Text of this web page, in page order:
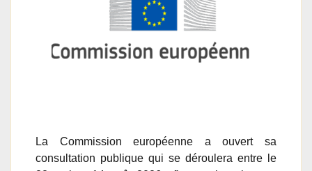
La Commission européenne a ouvert sa
consultation publique qui se déroulera entre le